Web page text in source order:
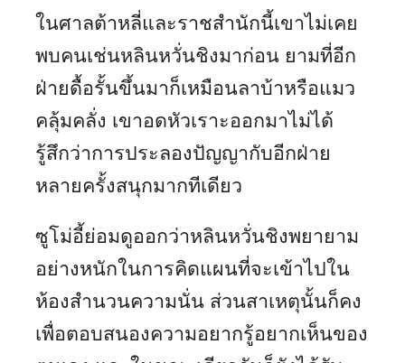
ในศาลต้าหลี่และราชสำนักนี้เขาไม่เคย
พบคนเช่นหลินหวั่นชิงมาก่อน ยามที่อีก
ฝ่ายดื้อรั้นขึ้นมาก็เหมือนลาบ้าหรือแมว
คลุ้มคลั่ง เขาอดหัวเราะออกมาไม่ได้
รู้สึกว่าการประลองปัญญากับอีกฝ่าย
หลายครั้งสนุกมากทีเดียว
ซูโม่อี้ย่อมดูออกว่าหลินหวั่นชิงพยายาม
อย่างหนักในการคิดแผนที่จะเข้าไปใน
ห้องสำนวนความนั่น ส่วนสาเหตุนั้นก็คง
เพื่อตอบสนองความอยากรู้อยากเห็นของ